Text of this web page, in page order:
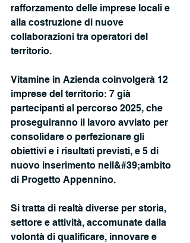
rafforzamento delle imprese locali e
alla costruzione di nuove
collaborazioni tra operatori del
territorio.
Vitamine in Azienda coinvolgerà 12
imprese del territorio: 7 già
partecipanti al percorso 2025, che
proseguiranno il lavoro avviato per
consolidare o perfezionare gli
obiettivi e i risultati previsti, e 5 di
nuovo inserimento nell&#39;ambito
di Progetto Appennino.
Si tratta di realtà diverse per storia,
settore e attività, accomunate dalla
volontà di qualificare, innovare e